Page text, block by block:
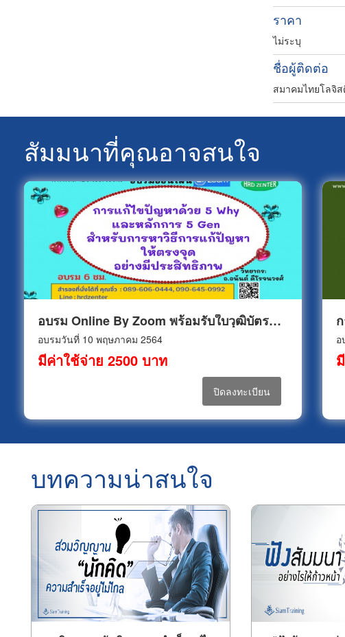
ราคา
ไม่ระบุ
ชื่อผู้ติดต่อ
สมาคมไทยโลจิ
สัมมนาที่คุณอาจสนใจ
อบรม Online By Zoom พร้อมรับใบวุฒิบัตรฟรีจัดส่งทางไปรษณีย์ การแก้ไขปัญหาด้วย 5 Why และหลักการ 5 Gen สำหรับการหาวิธีการแก้ปัญหาให้ตรงจุดอย่างมีประสิทธิภาพ
อบรมวันที่ 10 พฤษภาคม 2564
มีค่าใช้จ่าย 2500 บาท
ปิดลงทะเบียน
อ
บทความน่าสนใจ